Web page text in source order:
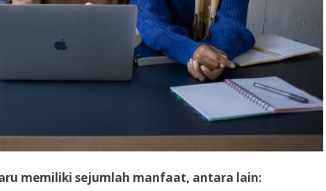
memiliki sejumlah manfaat, antara lain: